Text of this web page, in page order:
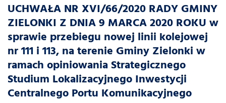
UCHWAŁA NR XVI/66/2020 RADY GMINY
ZIELONKI Z DNIA 9 MARCA 2020 ROKU w
sprawie przebiegu nowej linii kolejowej
nr 111 i 113, na terenie Gminy Zielonki w
ramach opiniowania Strategicznego
Studium Lokalizacyjnego Inwestycji
Centralnego Portu Komunikacyjnego